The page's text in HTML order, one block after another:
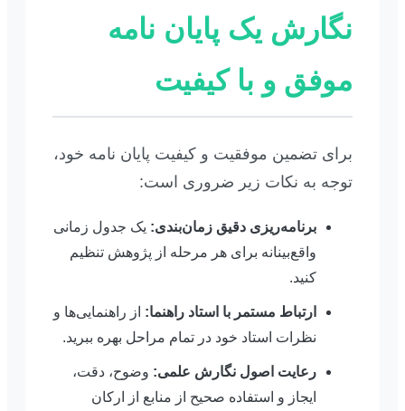
نگارش یک پایان نامه
موفق و با کیفیت
برای تضمین موفقیت و کیفیت پایان نامه خود،
توجه به نکات زیر ضروری است:
برنامه‌ریزی دقیق زمان‌بندی: یک جدول زمانی
واقع‌بینانه برای هر مرحله از پژوهش تنظیم
کنید.
ارتباط مستمر با استاد راهنما: از راهنمایی‌ها و
نظرات استاد خود در تمام مراحل بهره ببرید.
رعایت اصول نگارش علمی: وضوح، دقت،
ایجاز و استفاده صحیح از منابع از ارکان